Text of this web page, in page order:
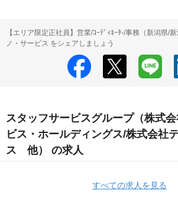
【エリア限定正社員】営業/ｺｰﾃﾞｨﾈｰﾀ-/事務（新潟県/
ノ・サービス をシェアしましょう
スタッフサービスグループ（株式
ビス・ホールディングス/株式会社
ス 他） の求人
すべての求人を見る